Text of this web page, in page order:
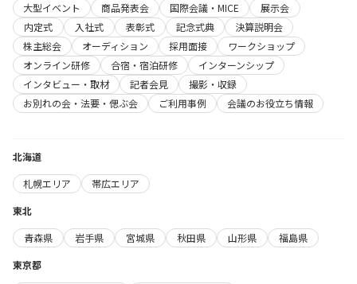
大型イベント
商品発表会 国際会議・MICE
展示会
内定式
入社式 表彰式 記念式典
決算説明会
株主総会
オーディション 採用面接
ワークショップ
オンライン研修
合宿・宿泊研修
インターンシップ
インタビュー・取材
記者会見
撮影・収録
お別れの会・法要・偲ぶ会
ご利用事例 会議のお役立ち情報
北海道
札幌エリア
帯広エリア
東北
青森県
岩手県 宮城県 秋田県 山形県
福島県
東京都